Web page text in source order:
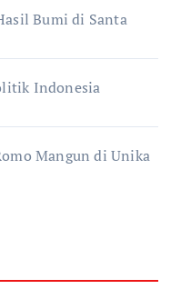
Bumi di Santa
Indonesia
Mangun di Unika